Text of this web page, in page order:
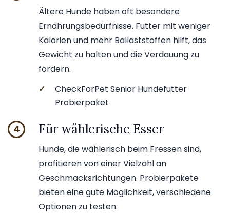
Ältere Hunde haben oft besondere
Ernährungsbedürfnisse. Futter mit weniger
Kalorien und mehr Ballaststoffen hilft, das
Gewicht zu halten und die Verdauung zu
fördern.
✓
CheckForPet Senior Hundefutter
Probierpaket
4 Für wählerische Esser
Hunde, die wählerisch beim Fressen sind,
profitieren von einer Vielzahl an
Geschmacksrichtungen. Probierpakete
bieten eine gute Möglichkeit, verschiedene
Optionen zu testen.